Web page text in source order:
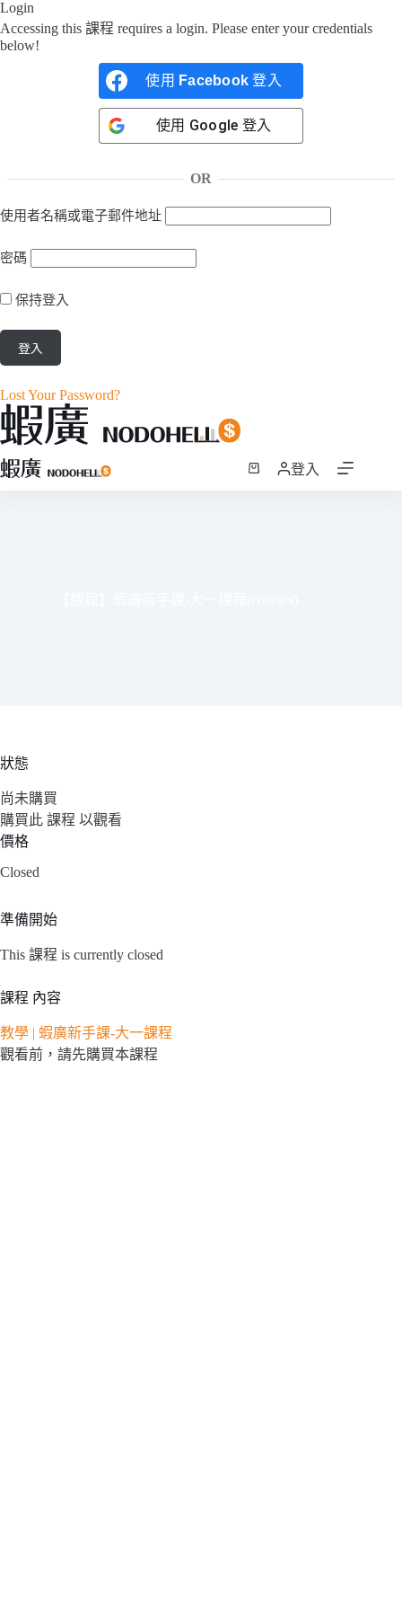
Login
Accessing this 課程 requires a login. Please enter your credentials
below!
使用 Facebook 登入
使用 Google 登入
OR
使用者名稱或電子郵件地址
密碼
保持登入
Lost Your Password?
跳
至
登入
狀態
尚未購買
購買此 課程 以觀看
價格
Closed
準備開始
This 課程 is currently closed
課程 內容
教學 | 蝦廣新手課-大一課程
觀看前，請先購買本課程